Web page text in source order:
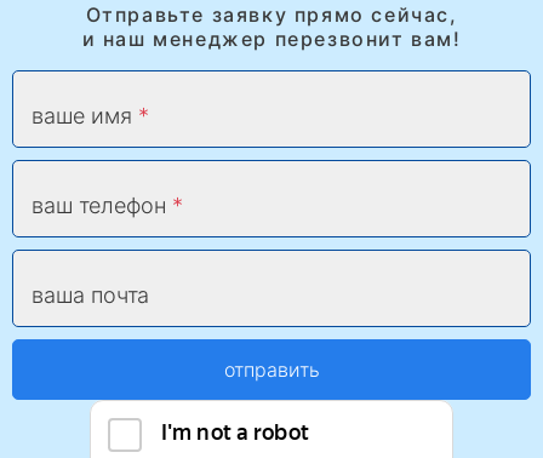
Отправьте заявку прямо сейчас,
и наш менеджер перезвонит вам!
ваше имя
ваш телефон
ваша почта
отправить